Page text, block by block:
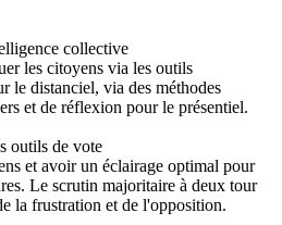
collective
les citoyens via les outils
le distanciel, via des méthodes
et de réflexion pour le présentiel.
outils de vote
et avoir un éclairage optimal pour
Le scrutin majoritaire à deux tour
la frustration et de l'opposition.